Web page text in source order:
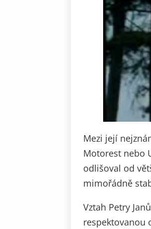
Mezi její
Motorest nebo
odlišoval od
mimořádně
Vztah Petry
respektovanou